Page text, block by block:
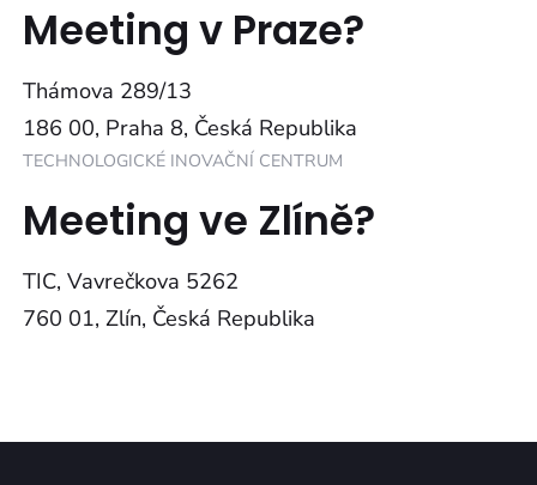
Meeting v Praze?
Thámova 289/13
186 00, Praha 8, Česká Republika
TECHNOLOGICKÉ INOVAČNÍ CENTRUM
Meeting ve Zlíně?
TIC, Vavrečkova 5262
760 01, Zlín, Česká Republika